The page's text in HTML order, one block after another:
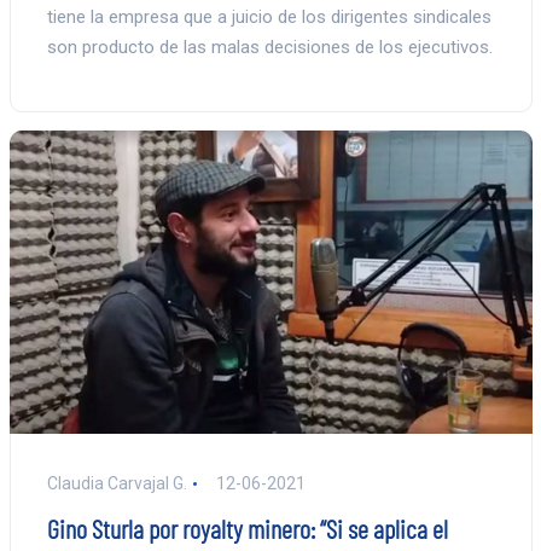
tiene la empresa que a juicio de los dirigentes sindicales
son producto de las malas decisiones de los ejecutivos.
Claudia Carvajal G. 12-06-2021
Gino Sturla por royalty minero: “Si se aplica el